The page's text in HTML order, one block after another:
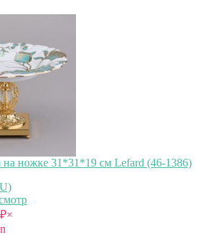
ножке 31*31*19 см Lefard (46-1386)
₽×